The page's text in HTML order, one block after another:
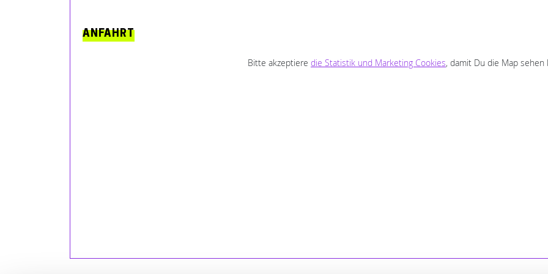
ANFAHRT
Bitte akzeptiere die Statistik und Marketing Cookies, damit Du die Map sehen